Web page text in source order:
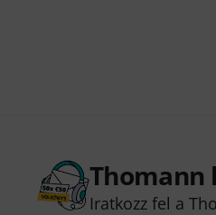
Thomann
Iratkozz fel a